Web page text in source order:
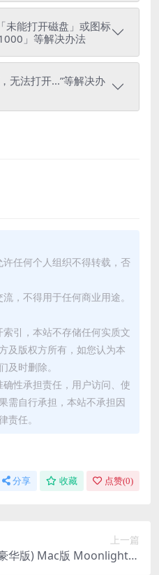
未能打开磁盘」或图标
」等解决办法
无法打开...”等解决办
任何个人组织不得转载，否
，不得用于任何商业用途。
引，本站不存储任何实质文
及版权方所有，如您认为本
及时删除。
性承担责任，用户访问、使
需自行承担，本站不承担因
责任。
分享 收藏 点赞(0)
上一篇
华版) Mac版 Moonlighter